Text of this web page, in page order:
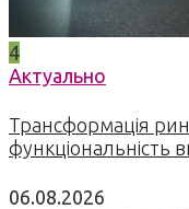
4
Актуально
Трансформація
функціональність
06.08.2026